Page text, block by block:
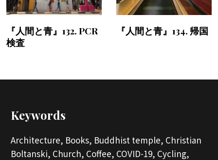
『人間と青』132. PCR
検査
『人間と青』134. 帰国
Keywords
Architecture, Books, Buddhist temple, Christian
Boltanski, Church, Coffee, COVID-19, Cycling,